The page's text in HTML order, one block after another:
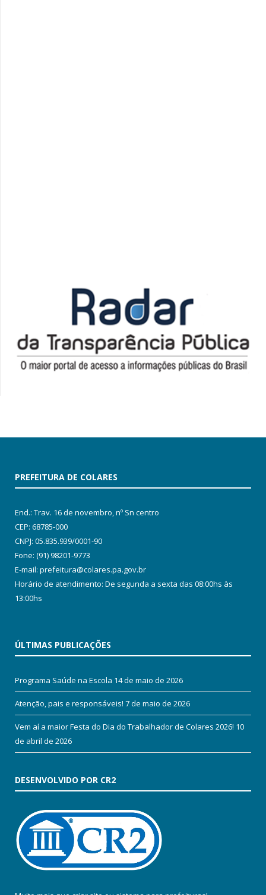
PREFEITURA DE COLARES
End.: Trav. 16 de novembro, nº Sn centro
CEP: 68785-000
CNPJ: 05.835.939/0001-90
Fone: (91) 98201-9773
E-mail: prefeitura@colares.pa.gov.br
Horário de atendimento: De segunda a sexta das 08:00hs às
13:00hs
ÚLTIMAS PUBLICAÇÕES
Programa Saúde na Escola 14 de maio de 2026
Atenção, pais e responsáveis! 7 de maio de 2026
Vem aí a maior Festa do Dia do Trabalhador de Colares 2026! 10
de abril de 2026
DESENVOLVIDO POR CR2